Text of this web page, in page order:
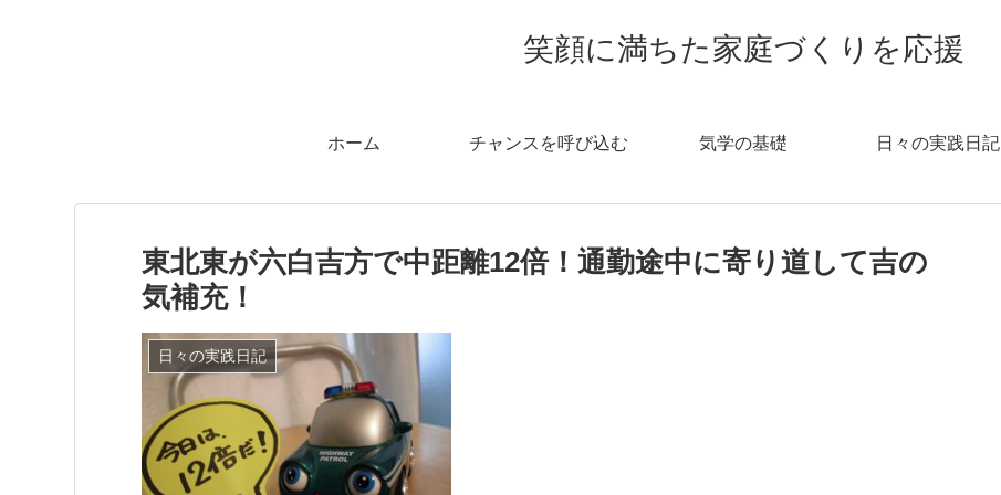
笑顔に満ちた家庭づくりを応援
ホーム チャンスを呼び込む 気学の基礎 日々の実践日記
東北東が六白吉方で中距離12倍！通勤途中に寄り道して吉の
気補充！
日々の実践日記